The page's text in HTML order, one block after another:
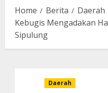
Home Berita
Daerah
Kebugis Mengadakan
Sipulung
Daerah